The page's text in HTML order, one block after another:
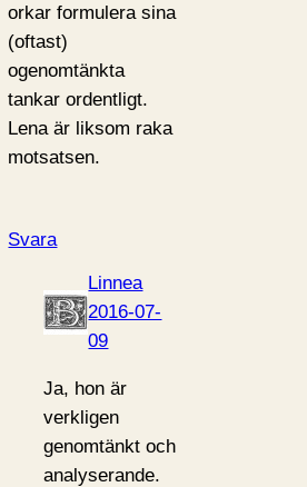
orkar formulera sina
(oftast)
ogenomtänkta
tankar ordentligt.
Lena är liksom raka
motsatsen.
Svara
Linnea
2016-07-
09
Ja, hon är
verkligen
genomtänkt och
analyserande.